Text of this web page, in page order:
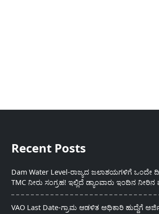
Recent Posts
Dam Water Level-ರಾಜ್ಯದ ಜಲಾಶಯಗಳಿಗೆ ಒಂದೇ
TMC ನೀರು ಸಂಗ್ರಹ! ಇಲ್ಲಿದೆ ಡ್ಯಾಂವಾರು ಇಂದಿನ ನೀರಿನ
VAO Last Date-ಗ್ರಾಮ ಆಡಳಿತ ಅಧಿಕಾರಿ ಹುದ್ದೆಗೆ